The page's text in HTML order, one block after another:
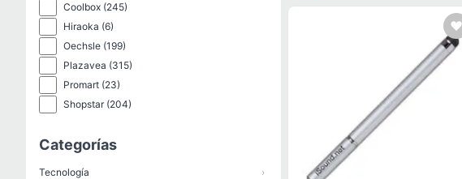
Coolbox Teraware
Ugreen(6)
Vilbon(6)
Coolbox T4G (5)
Genericos(5)
Gk Case (3)
Bossney(2)
Case R&B
Coolbox (245)
Hiraoka (6)
Oechsle (199)
Plazavea (315)
Promart (23)
Shopstar(204)
Categorías
Tecnología ›